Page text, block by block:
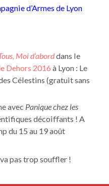
d’Armes de Lyon
Moi d’aborddans le
Dehors 2016 à Lyon : Le
Célestins (gratuit sans
avec Panique chez les
décoiffants ! A
du 15 au 19 août
pas trop souffler !